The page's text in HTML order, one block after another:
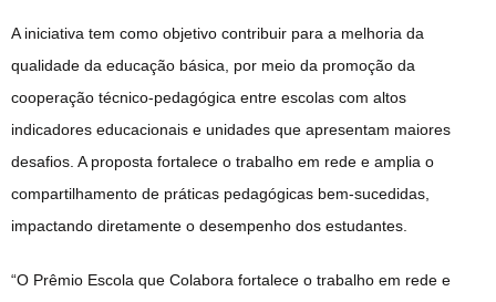
A iniciativa tem como objetivo contribuir para a melhoria da
qualidade da educação básica, por meio da promoção da
cooperação técnico-pedagógica entre escolas com altos
indicadores educacionais e unidades que apresentam maiores
desafios. A proposta fortalece o trabalho em rede e amplia o
compartilhamento de práticas pedagógicas bem-sucedidas,
impactando diretamente o desempenho dos estudantes.
“O Prêmio Escola que Colabora fortalece o trabalho em rede e